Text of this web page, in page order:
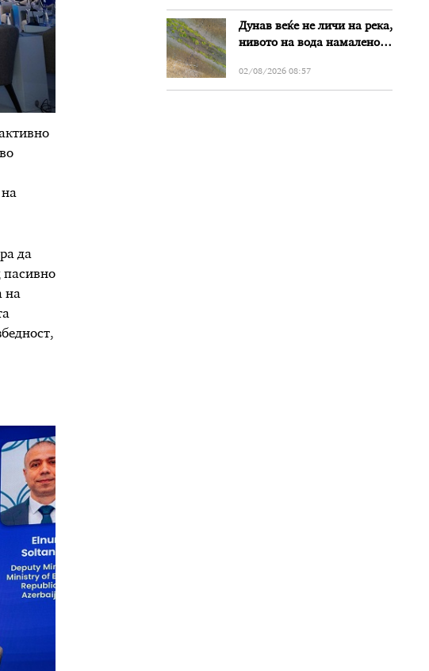
на
да
пасивно
на
злоупотреби
Дунав веќе не личи на река,
нивото на вода намалено
Бугарија
02/08/2026 08:57